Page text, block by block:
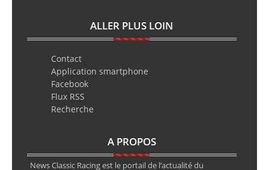
ALLER PLUS LOIN
Contact
Application smartphone
Facebook
Flux RSS
Recherche
A PROPOS
News Classic Racing est le portail de l’actualité du